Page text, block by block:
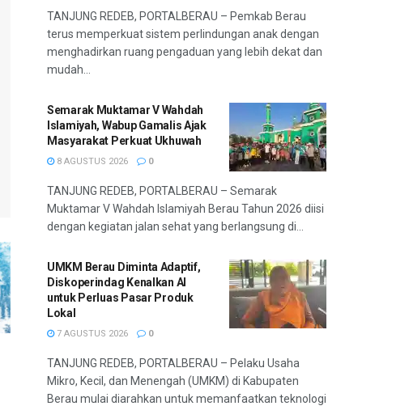
TANJUNG REDEB, PORTALBERAU – Pemkab Berau
terus memperkuat sistem perlindungan anak dengan
menghadirkan ruang pengaduan yang lebih dekat dan
mudah...
Semarak Muktamar V Wahdah
Islamiyah, Wabup Gamalis Ajak
Masyarakat Perkuat Ukhuwah
8 AGUSTUS 2026 0
TANJUNG REDEB, PORTALBERAU – Semarak
Muktamar V Wahdah Islamiyah Berau Tahun 2026 diisi
dengan kegiatan jalan sehat yang berlangsung di...
UMKM Berau Diminta Adaptif,
Diskoperindag Kenalkan AI
untuk Perluas Pasar Produk
Lokal
7 AGUSTUS 2026 0
TANJUNG REDEB, PORTALBERAU – Pelaku Usaha
Mikro, Kecil, dan Menengah (UMKM) di Kabupaten
Berau mulai diarahkan untuk memanfaatkan teknologi